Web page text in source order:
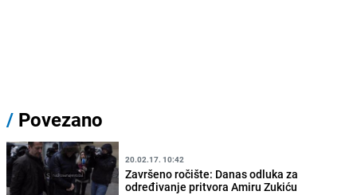
/ Povezano
20.02.17. 10:42
Završeno ročište: Danas odluka za
određivanje pritvora Amiru Zukiću